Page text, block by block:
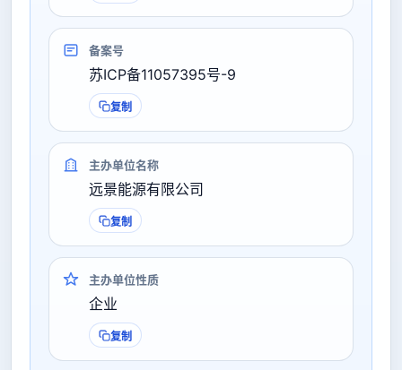
备案号
苏ICP备11057395号-9
复制
主办单位名称
远景能源有限公司
复制
主办单位性质
企业
复制